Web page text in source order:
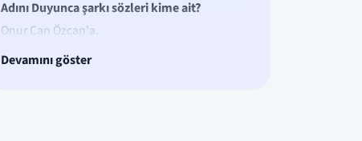
Adını Duyunca şarkı sözleri kime ait?
Onur Can Özcan'a.
Devamını göster